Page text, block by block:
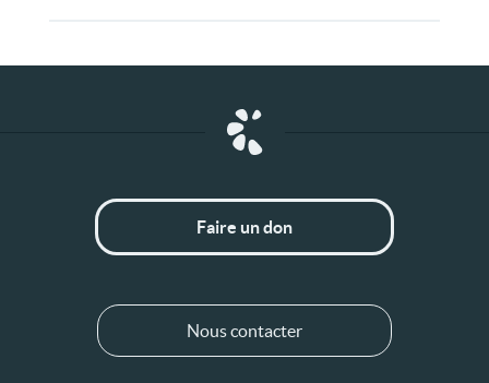
Faire un don
Nous contacter